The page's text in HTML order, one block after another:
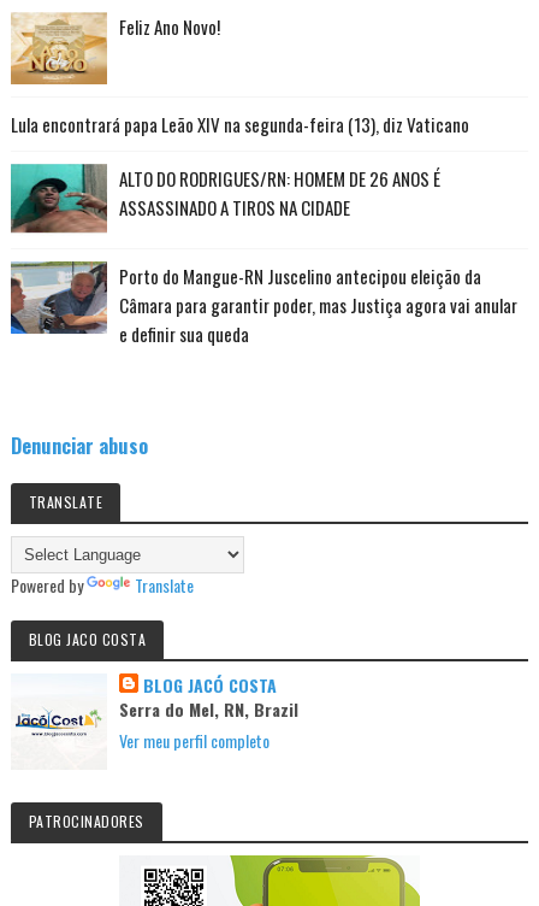
Feliz Ano Novo!
Lula encontrará papa Leão XIV na segunda-feira (13), diz Vaticano
ALTO DO RODRIGUES/RN: HOMEM DE 26 ANOS É
ASSASSINADO A TIROS NA CIDADE
Porto do Mangue-RN Juscelino antecipou eleição da
Câmara para garantir poder, mas Justiça agora vai anular
e definir sua queda
Denunciar abuso
TRANSLATE
Powered by Translate
BLOG JACO COSTA
BLOG JACÓ COSTA
Serra do Mel, RN, Brazil
Ver meu perfil completo
PATROCINADORES